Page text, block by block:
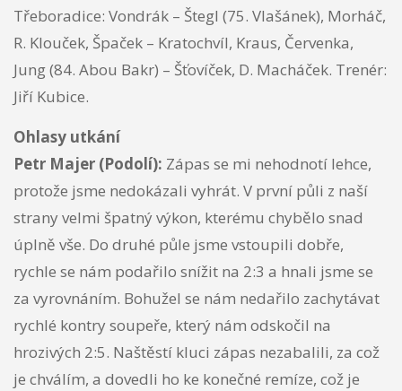
Třeboradice: Vondrák – Štegl (75. Vlašánek), Morháč,
R. Klouček, Špaček – Kratochvíl, Kraus, Červenka,
Jung (84. Abou Bakr) – Šťovíček, D. Macháček. Trenér:
Jiří Kubice.
Ohlasy utkání
Petr Majer (Podolí): Zápas se mi nehodnotí lehce,
protože jsme nedokázali vyhrát. V první půli z naší
strany velmi špatný výkon, kterému chybělo snad
úplně vše. Do druhé půle jsme vstoupili dobře,
rychle se nám podařilo snížit na 2:3 a hnali jsme se
za vyrovnáním. Bohužel se nám nedařilo zachytávat
rychlé kontry soupeře, který nám odskočil na
hrozivých 2:5. Naštěstí kluci zápas nezabalili, za což
je chválím, a dovedli ho ke konečné remíze, což je